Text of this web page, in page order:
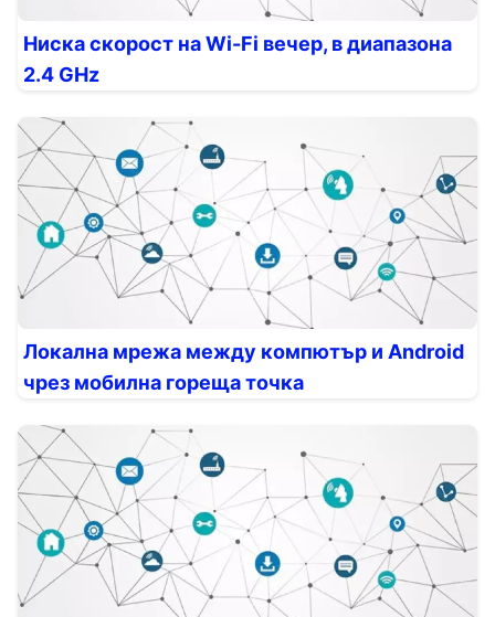
Ниска скорост на Wi-Fi вечер, в диапазона
2.4 GHz
Локална мрежа между компютър и Android
чрез мобилна гореща точка